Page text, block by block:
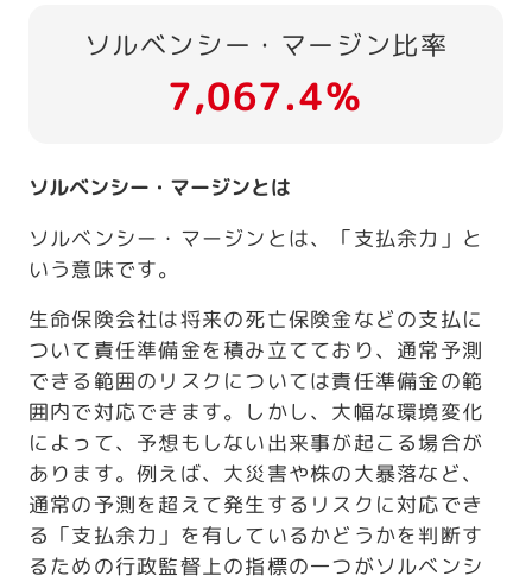
ソルベンシー・マージン比率
7,067.4％
ソルベンシー・マージンとは
ソルベンシー・マージンとは、「支払余力」と
いう意味です。
生命保険会社は将来の死亡保険金などの支払に
ついて責任準備金を積み立てており、通常予測
できる範囲のリスクについては責任準備金の範
囲内で対応できます。しかし、大幅な環境変化
によって、予想もしない出来事が起こる場合が
あります。例えば、大災害や株の大暴落など、
通常の予測を超えて発生するリスクに対応でき
る「支払余力」を有しているかどうかを判断す
るための行政監督上の指標の一つがソルベンシ